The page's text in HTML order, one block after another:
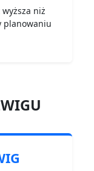
niż
planowaniu